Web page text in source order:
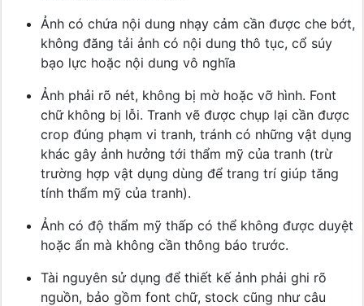
Ảnh có chứa nội dung nhạy cảm cần được che bớt,
không đăng tải ảnh có nội dung thô tục, cổ súy
bạo lực hoặc nội dung vô nghĩa
Ảnh phải rõ nét, không bị mờ hoặc vỡ hình. Font
chữ không bị lỗi. Tranh vẽ được chụp lại cần được
crop đúng phạm vi tranh, tránh có những vật dụng
khác gây ảnh hưởng tới thẩm mỹ của tranh (trừ
trường hợp vật dụng dùng để trang trí giúp tăng
tính thẩm mỹ của tranh).
Ảnh có độ thẩm mỹ thấp có thể không được duyệt
hoặc ẩn mà không cần thông báo trước.
Tài nguyên sử dụng để thiết kế ảnh phải ghi rõ
nguồn, bảo gồm font chữ, stock cũng như câu